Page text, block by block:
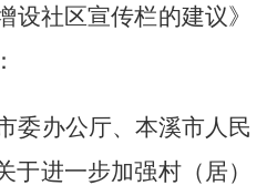
设社区宣传栏的建议》
委办公厅、本溪市人民
于进一步加强村（居）